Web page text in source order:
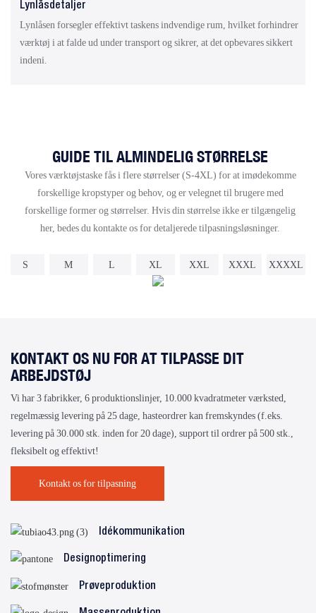
Lynlåsdetaljer
Lynlåsen forsegler effektivt taskens indvendige rum, hvilket forhindrer
værktøj i at falde ud under transport og sikrer, at det opbevares sikkert
indeni.
GUIDE TIL ALMINDELIG STØRRELSE
Vores værktøjstaske fås i flere størrelser (S-4XL) for at imødekomme
forskellige kropstyper og behov, og er velegnet til brugere med
forskellige former og størrelser. Hvis din størrelse ikke er tilgængelig
her, bedes du kontakte os for detaljerede tilpasningsløsninger.
S M L XL XXL XXXL XXXXL
KONTAKT OS NU FOR AT TILPASSE DIT
ARBEJDSTØJ
Vi har 3 fabrikker, 6 produktionslinjer, 10.000 kvadratmeter værksted,
regelmæssig levering på 25 dage, hasteordrer kan fremskyndes (f.eks.
levering på 30.000 stk. inden for 20 dage), support til ordrer på 500 stk.,
fleksibelt og effektivt!
Kontakt os for tilpasning
Idékommunikation
Designoptimering
Prøveproduktion